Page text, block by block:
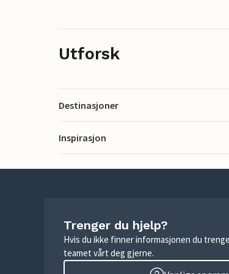
Utforsk
Destinasjoner
Inspirasjon
Trenger du hjelp?
Hvis du ikke finner informasjonen du
teamet vårt deg gjerne.